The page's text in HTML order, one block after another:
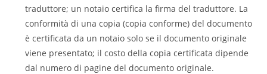
traduttore; un notaio certifica la firma del traduttore. La
conformità di una copia (copia conforme) del documento
è certificata da un notaio solo se il documento originale
viene presentato; il costo della copia certificata dipende
dal numero di pagine del documento originale.